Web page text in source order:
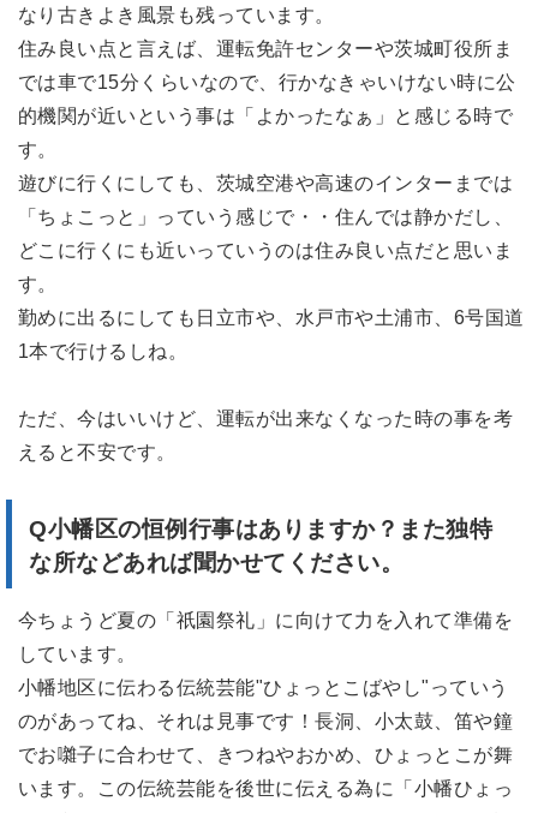
なり古きよき風景も残っています。
住み良い点と言えば、運転免許センターや茨城町役所ま
では車で15分くらいなので、行かなきゃいけない時に公
的機関が近いという事は「よかったなぁ」と感じる時で
す。
遊びに行くにしても、茨城空港や高速のインターまでは
「ちょこっと」っていう感じで・・住んでは静かだし、
どこに行くにも近いっていうのは住み良い点だと思いま
す。
勤めに出るにしても日立市や、水戸市や土浦市、6号国道
1本で行けるしね。
ただ、今はいいけど、運転が出来なくなった時の事を考
えると不安です。
Q小幡区の恒例行事はありますか？また独特
な所などあれば聞かせてください。
今ちょうど夏の「祇園祭礼」に向けて力を入れて準備を
しています。
小幡地区に伝わる伝統芸能"ひょっとこばやし"っていう
のがあってね、それは見事です！長洞、小太鼓、笛や鐘
でお囃子に合わせて、きつねやおかめ、ひょっとこが舞
います。この伝統芸能を後世に伝える為に「小幡ひょっ